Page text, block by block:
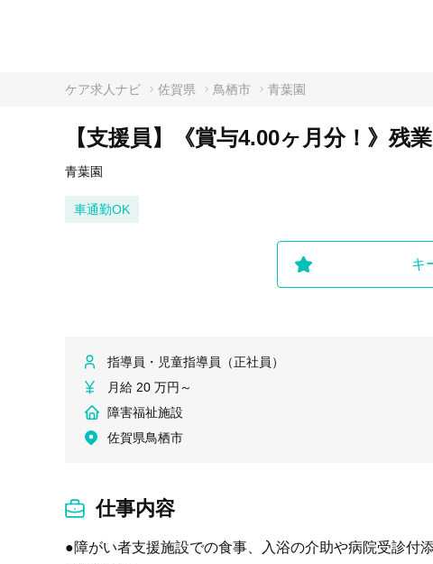
ケア求人ナビ 佐賀県 鳥栖市 青葉園
【支援員】《賞与4.00ヶ月分！》
青葉園
車通勤OK
キ
指導員・児童指導員（正社員）
月給 20 万円～
障害福祉施設
佐賀県鳥栖市
仕事内容
●障がい者支援施設での食事、入浴の介助や病院受診付